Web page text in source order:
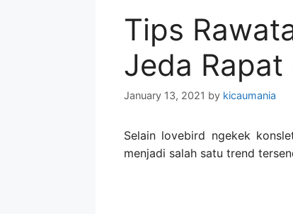
Tips
Jeda
January 13, 2021 by kicaumania
Selain lovebird ngekek
menjadi salah satu trend